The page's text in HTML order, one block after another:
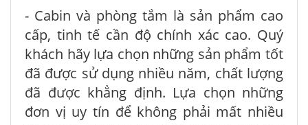
- Cabin và phòng tắm là sản phẩm cao
cấp, tinh tế cần độ chính xác cao. Quý
khách hãy lựa chọn những sản phẩm tốt
đã được sử dụng nhiều năm, chất lượng
đã được khẳng định. Lựa chọn những
đơn vị uy tín để không phải mất nhiều